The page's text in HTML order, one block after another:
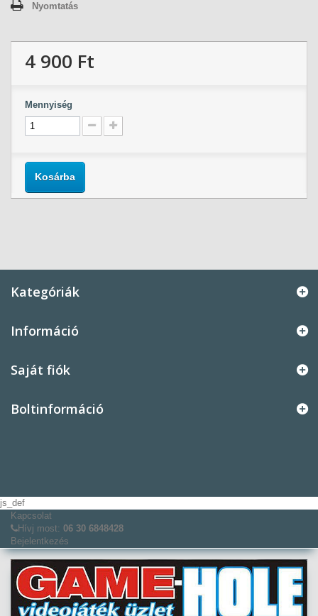
Nyomtatás
4 900 Ft‎
Mennyiség
Kosárba
Kategóriák
Információ
Saját fiók
Boltinformáció
js_def
Kapcsolat
Hívj most: 06 30 6848428
Bejelentkezés